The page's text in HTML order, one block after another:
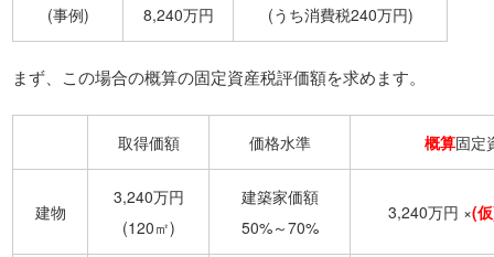
(事例) 8,240万円 (うち消費税240万円)
まず、この場合の概算の固定資産税評価額を求めます。
取得価額 価格水準 概算固定
建物
3,240万円
(120㎡)
建築家価額
50%～70%
3,240万円 ×(